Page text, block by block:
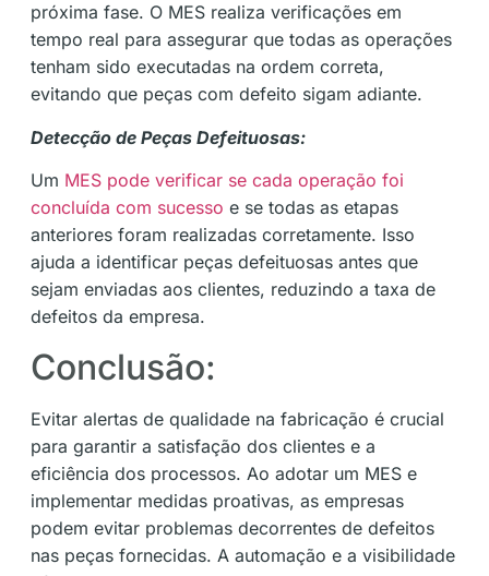
próxima fase. O MES realiza verificações em
tempo real para assegurar que todas as operações
tenham sido executadas na ordem correta,
evitando que peças com defeito sigam adiante.
Detecção de Peças Defeituosas:
Um MES pode verificar se cada operação foi
concluída com sucesso e se todas as etapas
anteriores foram realizadas corretamente. Isso
ajuda a identificar peças defeituosas antes que
sejam enviadas aos clientes, reduzindo a taxa de
defeitos da empresa.
Conclusão:
Evitar alertas de qualidade na fabricação é crucial
para garantir a satisfação dos clientes e a
eficiência dos processos. Ao adotar um MES e
implementar medidas proativas, as empresas
podem evitar problemas decorrentes de defeitos
nas peças fornecidas. A automação e a visibilidade